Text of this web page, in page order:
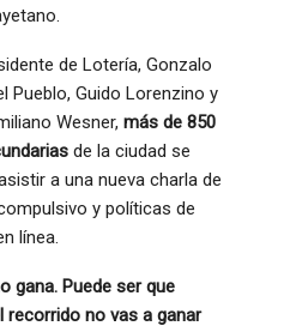
de Lotería, Gonzalo
Pueblo, Guido Lorenzino y
Wesner, más de 850
de la ciudad se
a una nueva charla de
y políticas de
línea.
gana. Puede ser que
recorrido no vas a ganar